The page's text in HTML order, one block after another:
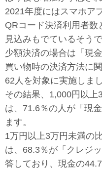
2021年度にはスマホア
QRコード決済利用者数
見込みもでているそうで
少額決済の場合は「現
買い物時の決済方法に
62人を対象に実施しまし
その結果、1,000円以
は、71.6％の人が「現
ます。
1万円以上3万円未満の
は、68.3％が「クレジ
答しており、現金の